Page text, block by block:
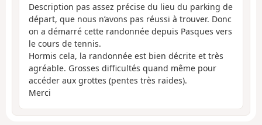
Description pas assez précise du lieu du parking de
départ, que nous n’avons pas réussi à trouver. Donc
on a démarré cette randonnée depuis Pasques vers
le cours de tennis.
Hormis cela, la randonnée est bien décrite et très
agréable. Grosses difficultés quand même pour
accéder aux grottes (pentes très raides).
Merci